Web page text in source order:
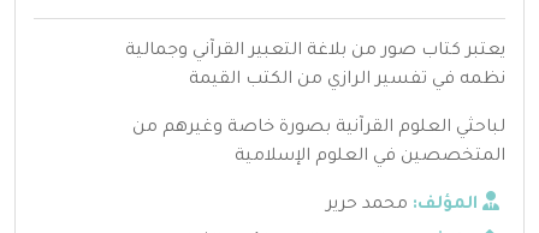
يعتبر كتاب صور من بلاغة التعبير القرآني وجمالية
نظمه في تفسير الرازي من الكتب القيمة
لباحثي العلوم القرآنية بصورة خاصة وغيرهم من
المتخصصين في العلوم الإسلامية
المؤلف: محمد حرير